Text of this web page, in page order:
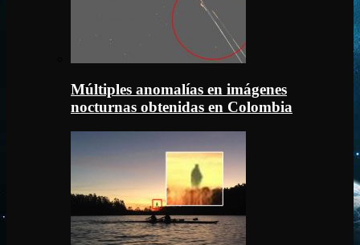
Múltiples anomalías en imágenes
nocturnas obtenidas en Colombia